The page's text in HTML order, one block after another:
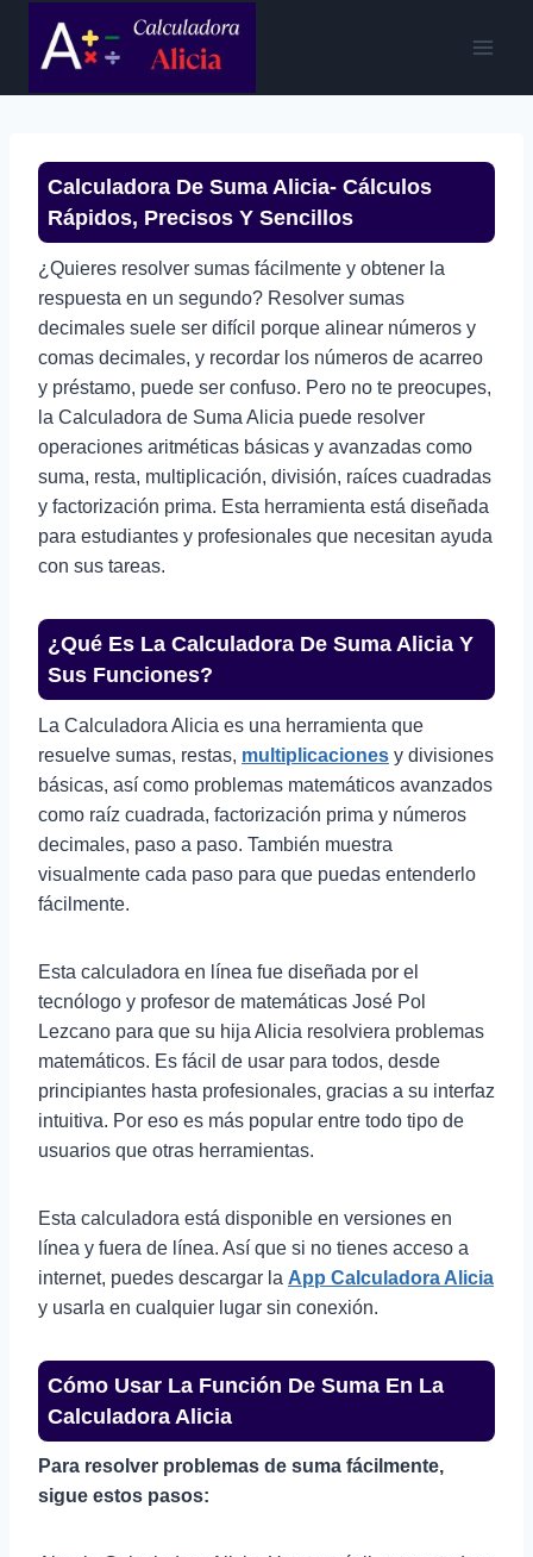
contenido
Calculadora De Suma Alicia- Cálculos
Rápidos, Precisos Y Sencillos
¿Quieres resolver sumas fácilmente y obtener la
respuesta en un segundo? Resolver sumas
decimales suele ser difícil porque alinear números y
comas decimales, y recordar los números de acarreo
y préstamo, puede ser confuso. Pero no te preocupes,
la Calculadora de Suma Alicia puede resolver
operaciones aritméticas básicas y avanzadas como
suma, resta, multiplicación, división, raíces cuadradas
y factorización prima. Esta herramienta está diseñada
para estudiantes y profesionales que necesitan ayuda
con sus tareas.
¿Qué Es La Calculadora De Suma Alicia Y
Sus Funciones?
La Calculadora Alicia es una herramienta que
resuelve sumas, restas, multiplicaciones y divisiones
básicas, así como problemas matemáticos avanzados
como raíz cuadrada, factorización prima y números
decimales, paso a paso. También muestra
visualmente cada paso para que puedas entenderlo
fácilmente.
Esta calculadora en línea fue diseñada por el
tecnólogo y profesor de matemáticas José Pol
Lezcano para que su hija Alicia resolviera problemas
matemáticos. Es fácil de usar para todos, desde
principiantes hasta profesionales, gracias a su interfaz
intuitiva. Por eso es más popular entre todo tipo de
usuarios que otras herramientas.
Esta calculadora está disponible en versiones en
línea y fuera de línea. Así que si no tienes acceso a
internet, puedes descargar la App Calculadora Alicia
y usarla en cualquier lugar sin conexión.
Cómo Usar La Función De Suma En La
Calculadora Alicia
Para resolver problemas de suma fácilmente,
sigue estos pasos: